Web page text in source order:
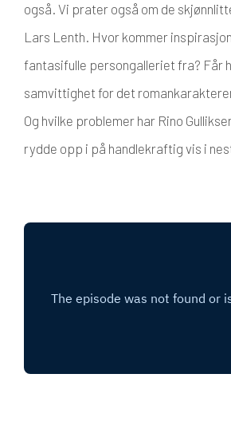
også. Vi prater også om de
Lars Lenth. Hvor kommer
fantasifulle persongalleriet fra? Får
samvittighet for det
Og hvilke problemer har Rino
rydde opp i på handlekraftig vis i